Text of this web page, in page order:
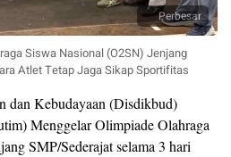
Perbesar
Siswa Nasional (O2SN) Jenjang
Atlet Tetap Jaga Sikap Sportifitas
dan Kebudayaan (Disdikbud)
Menggelar Olimpiade Olahraga
SMP/Sederajat selama 3 hari